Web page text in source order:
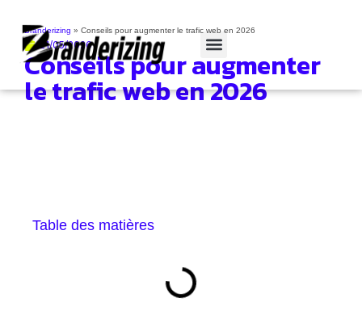
Branderizing » Conseils pour augmenter le trafic web en 2026
21/05/2026
Conseils pour augmenter
le trafic web en 2026
Table des matières